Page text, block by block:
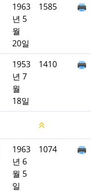
1963
년 5
월
20일
1585
1953
년 7
월
18일
1410
1963
년 6
월 5
일
1074